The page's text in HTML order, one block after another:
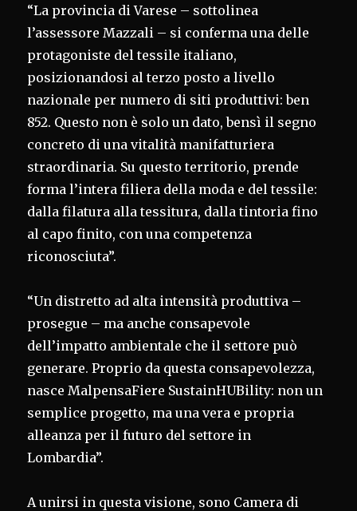
“La provincia di Varese – sottolinea
l’assessore Mazzali – si conferma una delle
protagoniste del tessile italiano,
posizionandosi al terzo posto a livello
nazionale per numero di siti produttivi: ben
852. Questo non è solo un dato, bensì il segno
concreto di una vitalità manifatturiera
straordinaria. Su questo territorio, prende
forma l’intera filiera della moda e del tessile:
dalla filatura alla tessitura, dalla tintoria fino
al capo finito, con una competenza
riconosciuta”.
“Un distretto ad alta intensità produttiva –
prosegue – ma anche consapevole
dell’impatto ambientale che il settore può
generare. Proprio da questa consapevolezza,
nasce MalpensaFiere SustainHUBility: non un
semplice progetto, ma una vera e propria
alleanza per il futuro del settore in
Lombardia”.
A unirsi in questa visione, sono Camera di